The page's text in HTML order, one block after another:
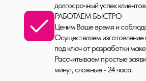
долгосрочный успех
РАБОТАЕМ БЫСТРО
Ценим Ваше время и
Осуществляем
под ключ от разработки
Рассчитываем простые
минут, сложные - 24 часа.